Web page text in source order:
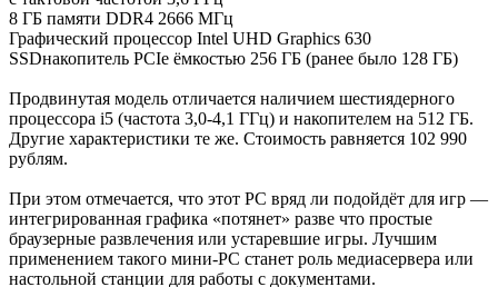
8 ГБ памяти DDR4 2666 МГц
Графический процессор Intel UHD Graphics 630
SSDнакопитель PCIe ёмкостью 256 ГБ (ранее было 128 ГБ)
Продвинутая модель отличается наличием шестиядерного
процессора i5 (частота 3,0-4,1 ГГц) и накопителем на 512 ГБ.
Другие характеристики те же. Стоимость равняется 102 990
рублям.
При этом отмечается, что этот PC вряд ли подойдёт для игр —
интегрированная графика «потянет» разве что простые
браузерные развлечения или устаревшие игры. Лучшим
применением такого мини-PC станет роль медиасервера или
настольной станции для работы с документами.